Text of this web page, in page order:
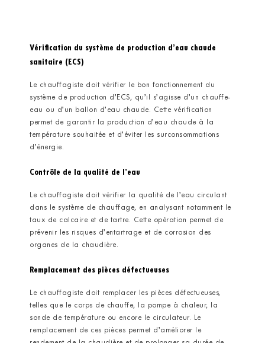
Vérification du système de production d’eau chaude
sanitaire (ECS)
Le chauffagiste doit vérifier le bon fonctionnement du
système de production d’ECS, qu’il s’agisse d’un chauffe-
eau ou d’un ballon d’eau chaude. Cette vérification
permet de garantir la production d’eau chaude à la
température souhaitée et d’éviter les surconsommations
d’énergie.
Contrôle de la qualité de l’eau
Le chauffagiste doit vérifier la qualité de l’eau circulant
dans le système de chauffage, en analysant notamment le
taux de calcaire et de tartre. Cette opération permet de
prévenir les risques d’entartrage et de corrosion des
organes de la chaudière.
Remplacement des pièces défectueuses
Le chauffagiste doit remplacer les pièces défectueuses,
telles que le corps de chauffe, la pompe à chaleur, la
sonde de température ou encore le circulateur. Le
remplacement de ces pièces permet d’améliorer le